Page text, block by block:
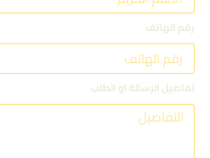
رقم الهاتف
تفاصيل الرسالة او الطلب